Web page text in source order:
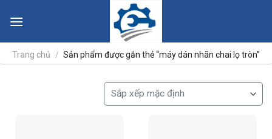
Trang chủ / Sản phẩm được gắn thẻ “máy dán nhãn chai lọ tròn”